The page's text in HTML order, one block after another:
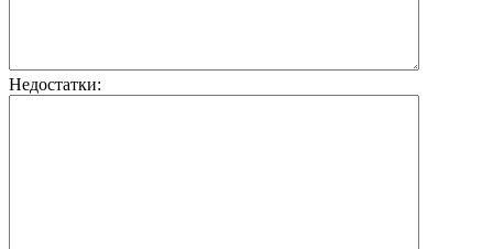
Недостатки: